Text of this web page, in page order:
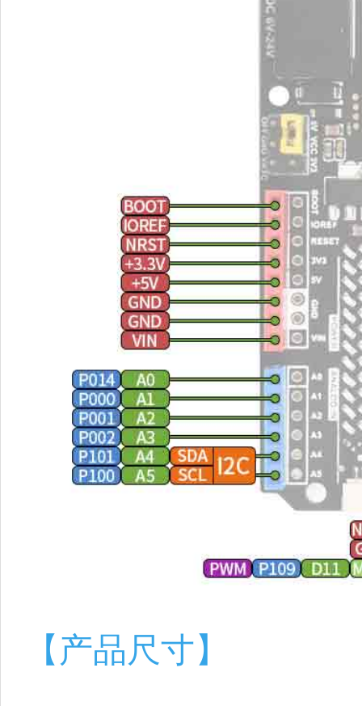
【产品尺寸】